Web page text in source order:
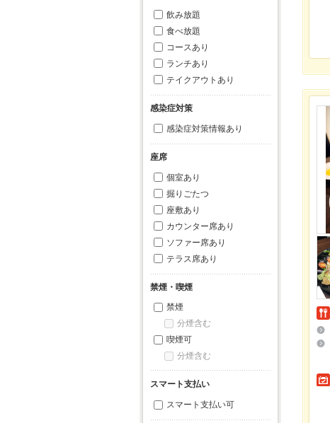
飲み放題
食べ放題
コースあり
ランチあり
テイクアウトあり
感染症対策
感染症対策情報あり
座席
個室あり
掘りごたつ
座敷あり
カウンター席あり
ソファー席あり
テラス席あり
禁煙・喫煙
禁煙
分煙含む
喫煙可
分煙含む
スマート支払い
スマート支払い可